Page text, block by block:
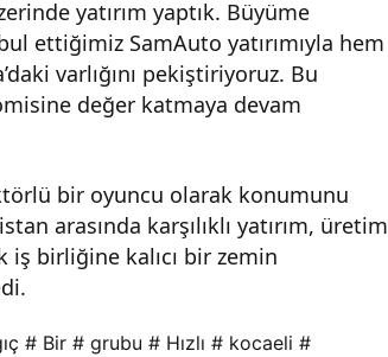
yatırım yaptık. Büyüme
ettiğimiz SamAuto yatırımıyla hem
varlığını pekiştiriyoruz. Bu
değer katmaya devam
bir oyuncu olarak konumunu
arasında karşılıklı yatırım, üretim
birliğine kalıcı bir zemin
# Bir # grubu # Hızlı # kocaeli #